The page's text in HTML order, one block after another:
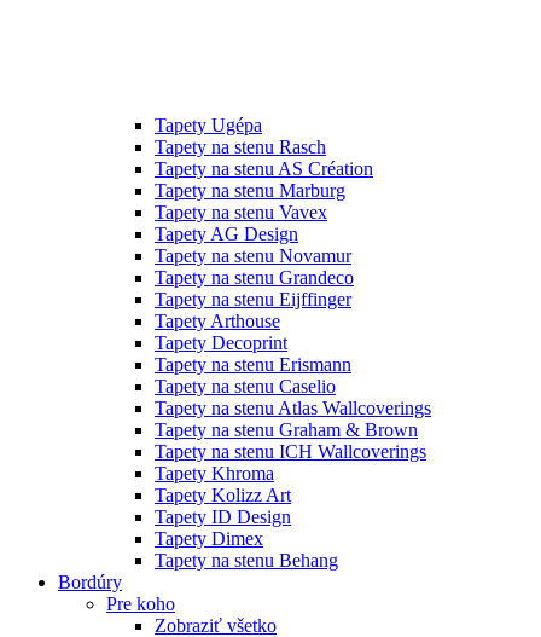
Tapety Ugépa
Tapety na stenu Rasch
Tapety na stenu AS Création
Tapety na stenu Marburg
Tapety na stenu Vavex
Tapety AG Design
Tapety na stenu Novamur
Tapety na stenu Grandeco
Tapety na stenu Eijffinger
Tapety Arthouse
Tapety Decoprint
Tapety na stenu Erismann
Tapety na stenu Caselio
Tapety na stenu Atlas Wallcoverings
Tapety na stenu Graham & Brown
Tapety na stenu ICH Wallcoverings
Tapety Khroma
Tapety Kolizz Art
Tapety ID Design
Tapety Dimex
Tapety na stenu Behang
Bordúry
Pre koho
Zobraziť všetko